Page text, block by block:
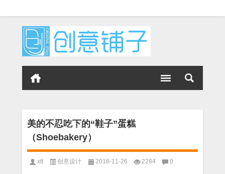
美的不忍吃下的“鞋子”蛋糕
（Shoebakery）
xtt 创意设计 2018-11-26 2284 0